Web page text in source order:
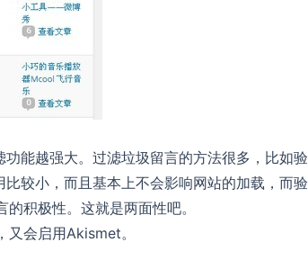
能越强大。过滤垃圾留言的方法很多，比如验
较小，而且基本上不会影响网站的加载，而验
积极性。这就是两面性吧。
会启用Akismet。